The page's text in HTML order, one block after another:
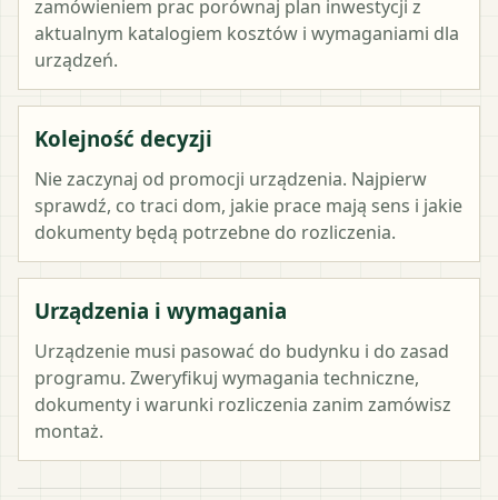
zamówieniem prac porównaj plan inwestycji z
aktualnym katalogiem kosztów i wymaganiami dla
urządzeń.
Kolejność decyzji
Nie zaczynaj od promocji urządzenia. Najpierw
sprawdź, co traci dom, jakie prace mają sens i jakie
dokumenty będą potrzebne do rozliczenia.
Urządzenia i wymagania
Urządzenie musi pasować do budynku i do zasad
programu. Zweryfikuj wymagania techniczne,
dokumenty i warunki rozliczenia zanim zamówisz
montaż.